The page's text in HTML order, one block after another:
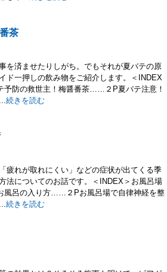
茶
を済ませたりしがち。でもそれが夏バテの原
ド一押しの飲み物をご紹介します。＜INDEX
防の救世主！梅醤番茶……２P夏バテ注意！
続きを読む
疲れが取れにくい」などの症状が出てくる季
法についてのお話です。＜INDEX＞お風呂場
呂の入り方……２Pお風呂場で自律神経を整
続きを読む